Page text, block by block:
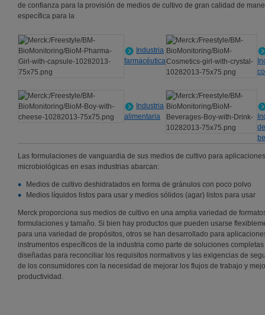
Todos los productos
de confianza para la provisión de medios de cultivo de gran calidad de
específica para la
Industria
farmacéutica
Industria
alimentaria
Las formulaciones de vanguardia de sus medios de cultivo para aplicaciones
microbiológicas en esas industrias abarcan:
Medios de cultivo deshidratados en forma de gránulos con poco polvo
Medios líquidos listos para usar y medios sólidos (agar) listos para usar
Merck proporciona sus medios de cultivo en una amplia variedad de
formulaciones y tamaño. Si bien hay productos que pueden usarse
para una variedad de propósitos, otros se han desarrollado para
instrumentos específicos de la industria como parte de soluciones completas
diseñadas para reconciliar los requisitos normativos y las exigencias de
de los consumidores con la necesidad de mejorar los flujos de trabajo y
productividad.